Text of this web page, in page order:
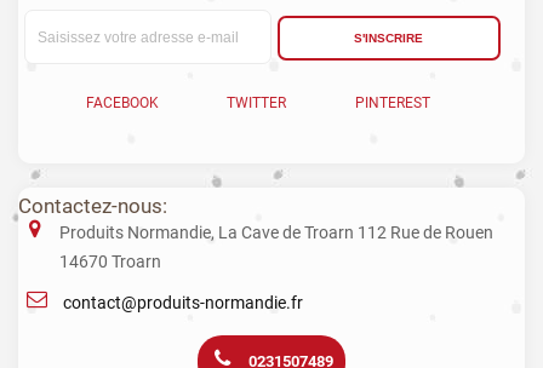
S'INSCRIRE
FACEBOOK TWITTER PINTEREST
Contactez-nous:
Produits Normandie, La Cave de Troarn 112 Rue de Rouen
14670 Troarn
contact@produits-normandie.fr
0231507489